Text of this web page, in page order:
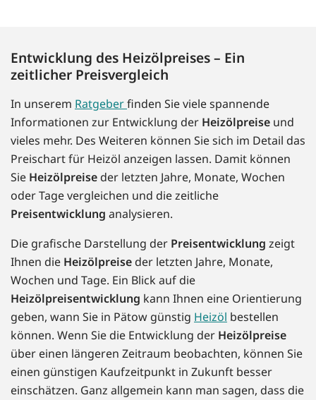
Entwicklung des Heizölpreises – Ein
zeitlicher Preisvergleich
In unserem Ratgeberfinden Sie viele spannende
Informationen zur Entwicklung der Heizölpreise und
vieles mehr. Des Weiteren können Sie sich im Detail das
Preischart für Heizöl anzeigen lassen. Damit können
Sie Heizölpreise der letzten Jahre, Monate, Wochen
oder Tage vergleichen und die zeitliche
Preisentwicklung analysieren.
Die grafische Darstellung der Preisentwicklung zeigt
Ihnen die Heizölpreise der letzten Jahre, Monate,
Wochen und Tage. Ein Blick auf die
Heizölpreisentwicklung kann Ihnen eine Orientierung
geben, wann Sie in Pätow günstig Heizöl bestellen
können. Wenn Sie die Entwicklung der Heizölpreise
über einen längeren Zeitraum beobachten, können Sie
einen günstigen Kaufzeitpunkt in Zukunft besser
einschätzen. Ganz allgemein kann man sagen, dass die